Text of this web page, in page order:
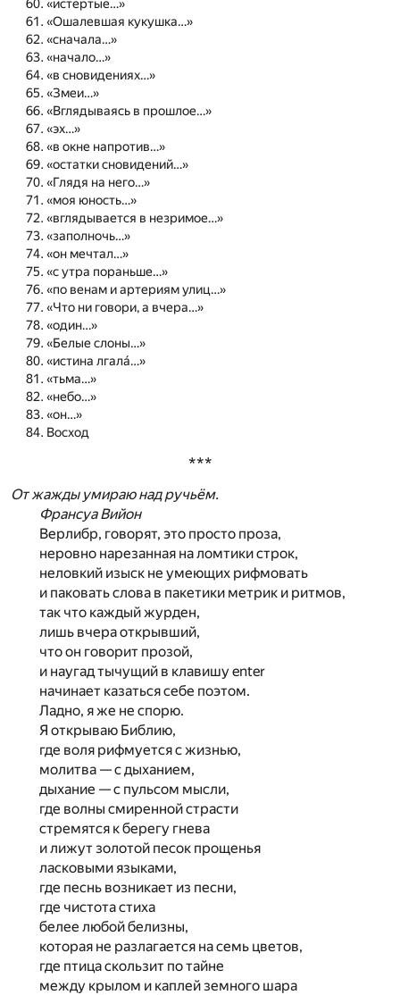
«истёртые…»
«Ошалевшая кукушка…»
«сначала…»
«начало…»
«в сновидениях…»
«Змеи…»
«Вглядываясь в прошлое…»
«эх…»
«в окне напротив…»
«остатки сновидений…»
«Глядя на него…»
«моя юность…»
«вглядывается в незримое…»
«заполночь…»
«он мечтал…»
«с утра пораньше…»
«по венам и артериям улиц…»
«Что ни говори, а вчера…»
«один…»
«Белые слоны…»
«истина лгалá…»
«тьма…»
«небо…»
«он…»
Восход
***
От жажды умираю над ручьём.
Франсуа Вийон
Верлибр, говорят, это просто проза,
неровно нарезанная на ломтики строк,
неловкий изыск не умеющих рифмовать
и паковать слова в пакетики метрик и ритмов,
так что каждый журден,
лишь вчера открывший,
что он говорит прозой,
и наугад тычущий в клавишу enter
начинает казаться себе поэтом.
Ладно, я же не спорю.
Я открываю Библию,
где воля рифмуется с жизнью,
молитва — с дыханием,
дыхание — с пульсом мысли,
где волны смиренной страсти
стремятся к берегу гнева
и лижут золотой песок прощенья
ласковыми языками,
где песнь возникает из песни,
где чистота стиха
белее любой белизны,
которая не разлагается на семь цветов,
где птица скользит по тайне
между крылом и каплей земного шара